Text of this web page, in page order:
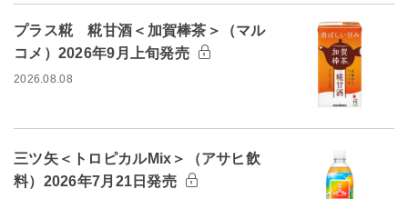
プラス糀 糀甘酒＜加賀棒茶＞（マル
コメ）2026年9月上旬発売
2026.08.08
三ツ矢＜トロピカルMix＞（アサヒ飲
料）2026年7月21日発売